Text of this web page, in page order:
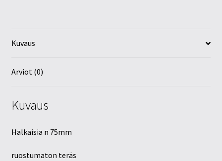
Kuvaus
Arviot (0)
Kuvaus
Halkaisia n 75mm
ruostumaton teräs